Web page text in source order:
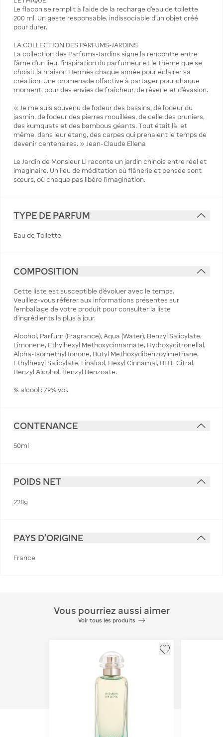
Le flacon se remplit à l’aide de la recharge d’eau de toilette
200 ml. Un geste responsable, indissociable d’un objet créé
pour durer.
LA COLLECTION DES PARFUMS-JARDINS
La collection des Parfums-Jardins signe la rencontre entre
l'âme d'un lieu, l'inspiration du parfumeur et le thème que se
choisit la maison Hermès chaque année pour éclairer sa
création. Une promenade olfactive à partager pour chaque
moment, pour des envies de fraîcheur, de rêverie et d'évasion.
« Je me suis souvenu de l’odeur des bassins, de l’odeur du
jasmin, de l’odeur des pierres mouillées, de celle des pruniers,
des kumquats et des bambous géants. Tout était là, et
même, dans leur étang, des carpes qui prenaient le temps de
devenir centenaires. » Jean-Claude Ellena
Le Jardin de Monsieur Li raconte un jardin chinois entre réel et
imaginaire. Un lieu de méditation où flânerie et pensée sont
sœurs, où chaque pas libère l’imagination.
TYPE DE PARFUM
Eau de Toilette
COMPOSITION
Cette liste est susceptible d'évoluer avec le temps.
Veuillez-vous référer aux informations présentes sur
l'emballage de votre produit pour consulter la liste
d'ingrédients la plus à jour.
Alcohol, Parfum (Fragrance), Aqua (Water), Benzyl Salicylate,
Limonene, Ethylhexyl Methoxycinnamate, Hydroxycitronellal,
Alpha-Isomethyl Ionone, Butyl Methoxydibenzoylmethane,
Ethylhexyl Salicylate, Linalool, Hexyl Cinnamal, BHT, Citral,
Benzyl Alcohol, Benzyl Benzoate.
% alcool : 79% vol.
CONTENANCE
50ml
POIDS NET
228g
PAYS D'ORIGINE
France
Vous pourriez aussi aimer
Voir tous les produits